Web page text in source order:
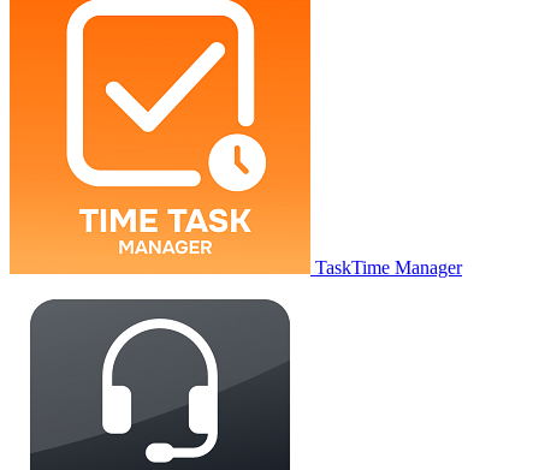
TaskTime Manager